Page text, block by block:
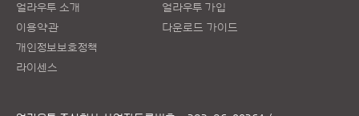
얼라우투 소개
이용약관
개인정보보호정책
라이센스
얼라우투 가입
다운로드 가이드